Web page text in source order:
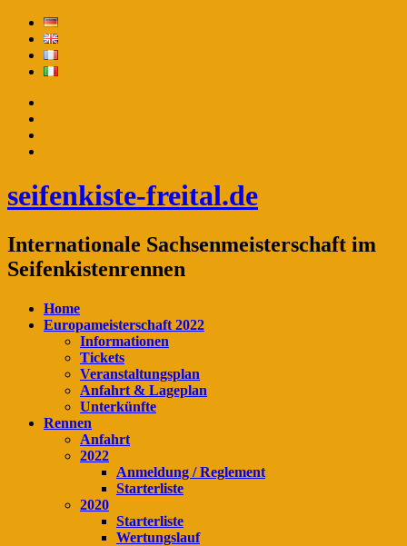
seifenkiste-freital.de
Internationale Sachsenmeisterschaft im
Seifenkistenrennen
Home
Europameisterschaft 2022
Informationen
Tickets
Veranstaltungsplan
Anfahrt & Lageplan
Unterkünfte
Rennen
Anfahrt
2022
Anmeldung / Reglement
Starterliste
2020
Starterliste
Wertungslauf